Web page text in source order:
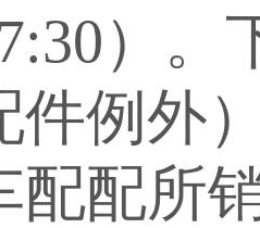
）。
件例外
配配所